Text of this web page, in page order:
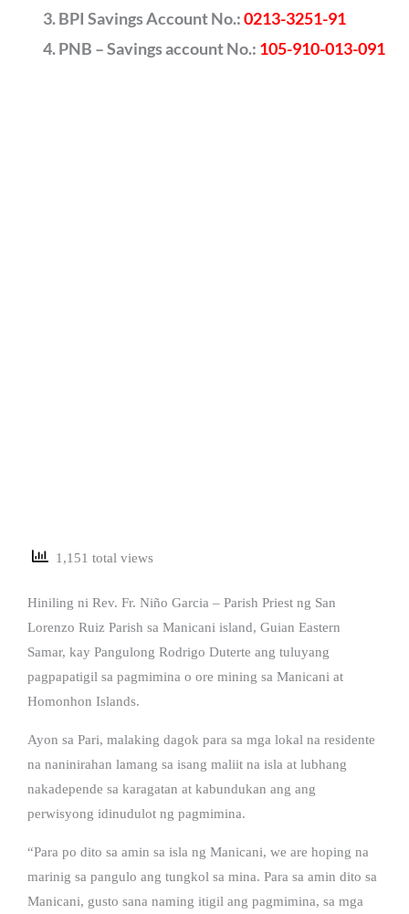
BPI Savings Account No.:0213-3251-91
PNB – Savings account No.: 105-910-013-091
1,151 total views
Hiniling ni Rev. Fr. Niño Garcia – Parish Priest ng San
Lorenzo Ruiz Parish sa Manicani island, Guian Eastern
Samar, kay Pangulong Rodrigo Duterte ang tuluyang
pagpapatigil sa pagmimina o ore mining sa Manicani at
Homonhon Islands.
Ayon sa Pari, malaking dagok para sa mga lokal na residente
na naninirahan lamang sa isang maliit na isla at lubhang
nakadepende sa karagatan at kabundukan ang ang
perwisyong idinudulot ng pagmimina.
“Para po dito sa amin sa isla ng Manicani, we are hoping na
marinig sa pangulo ang tungkol sa mina. Para sa amin dito sa
Manicani, gusto sana naming itigil ang pagmimina, sa mga